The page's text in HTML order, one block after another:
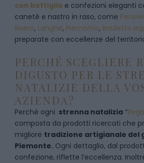
con bottiglia e confezioni eleganti
canetè e nastro in raso, come
Roero, Langhe, Piemonte, Bauletto
preparate con eccellenze del
PERCHÉ SCEGLIERE
DIGUSTO PER LE
NATALIZIE DELLA
AZIENDA?
Perché ogni strenna natalizia “
composta da prodotti ricercati che
migliore tradizione artigianale del
Piemonte. Ogni dettaglio, dal
confezione, riflette l’eccellenza.